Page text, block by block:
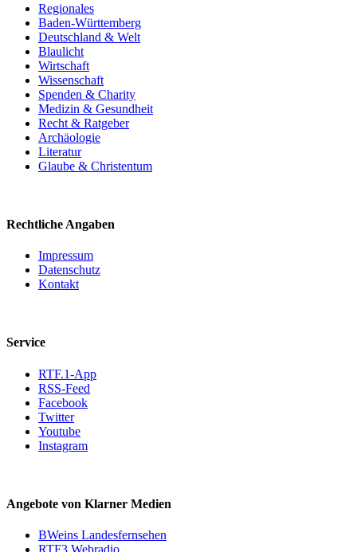
Regionales
Baden-Württemberg
Deutschland & Welt
Blaulicht
Wirtschaft
Wissenschaft
Spenden & Charity
Medizin & Gesundheit
Recht & Ratgeber
Archäologie
Literatur
Glaube & Christentum
Rechtliche Angaben
Impressum
Datenschutz
Kontakt
Service
RTF.1-App
RSS-Feed
Facebook
Twitter
Youtube
Instagram
Angebote von Klarner Medien
BWeins Landesfernsehen